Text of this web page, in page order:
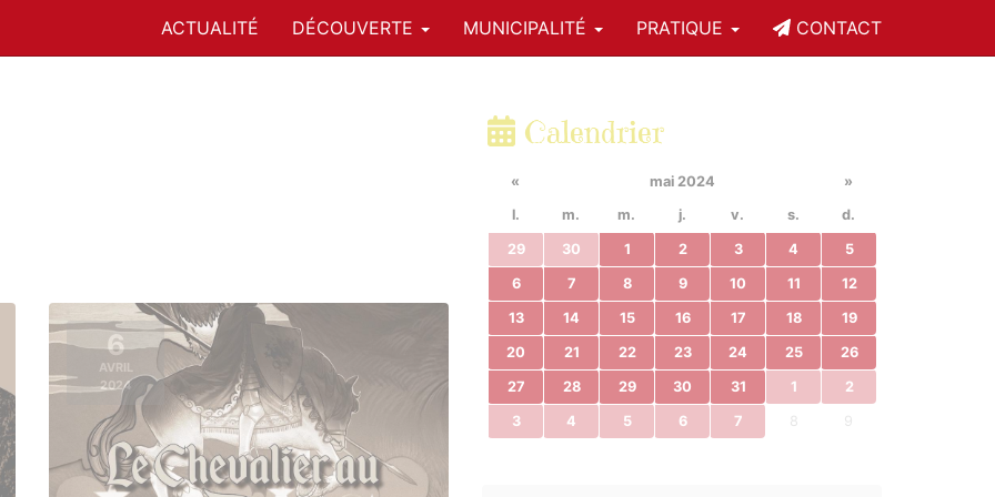
ACTUALITÉ DÉCOUVERTE MUNICIPALITÉ PRATIQUE CONTACT
6
AVRIL
2024
Calendrier
« mai 2024
»
l.
m. m. j. v. s. d.
29 30 1 2 3 4 5
6 7 8 9 10 11 12
13 14 15 16 17 18 19
20 21 22 23 24 25 26
27 28 29 30 31 1 2
3 4 5 6 7 8 9